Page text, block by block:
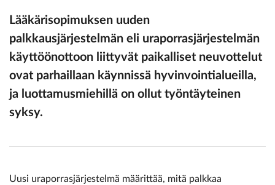
Lääkärisopimuksen uuden
palkkausjärjestelmän eli uraporrasjärjestelmän
käyttöönottoon liittyvät paikalliset neuvottelut
ovat parhaillaan käynnissä hyvinvointialueilla,
ja luottamusmiehillä on ollut työntäyteinen
syksy.
Uusi uraporrasjärjestelmä määrittää, mitä palkkaa